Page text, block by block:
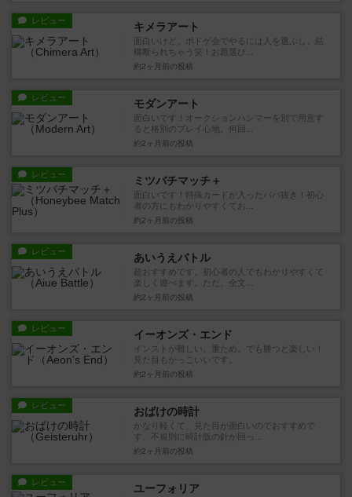
レビュー キメラアート
面白いけど、ボドゲ会でやるには人を選ぶし、結
構断られちゃう笑！お題選び...
約2ヶ月前 の投稿
レビュー モダンアート
面白いです！オークションハンマーを別で用意す
ると格別のプレイ心地。何回...
約2ヶ月前 の投稿
レビュー ミツバチマッチ＋
面白いです！特殊カードが入ったババ抜き！初心
者の方にもわかりやすくてお...
約2ヶ月前 の投稿
レビュー あいうえバトル
超おすすめです。初心者の人でもわかりやすくて
楽しく遊べます。ただ、全文...
約2ヶ月前 の投稿
レビュー イーオンズ・エンド
インストが難しい。重ため。でも勝つと楽しい！
見た目もかっこいいです。
約2ヶ月前 の投稿
レビュー おばけの時計
かなり軽くて、見た目が面白いのでおすすめで
す。不規則に時計版の針が回っ...
約2ヶ月前 の投稿
レビュー ユーフォリア